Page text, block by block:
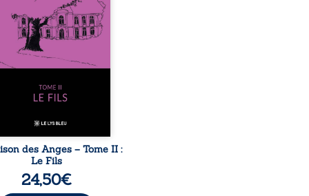
du domaine et dont
le fidèle majordome,
les visites, le passé
d’Anatole-
la malédiction
mais aussi la toute-
de Gauthier. Mais
dompter cet enfant
avant qu’il ...
des Anges – Tome II :
Le Fils
24,50€